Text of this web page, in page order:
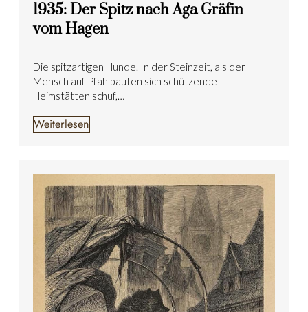
1935: Der Spitz nach Aga Gräfin
vom Hagen
Die spitzartigen Hunde. In der Steinzeit, als der
Mensch auf Pfahlbauten sich schützende
Heimstätten schuf,…
Weiterlesen